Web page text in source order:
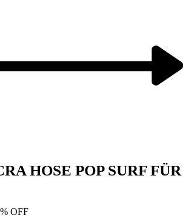
HOSE POP SURF FÜR
OFF